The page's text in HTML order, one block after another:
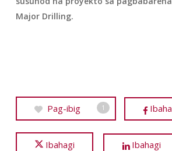
Major Drilling.
Pag-ibig 1
Ibahagi Ibahagi